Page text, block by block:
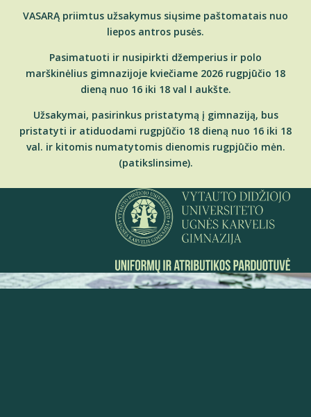
VASARĄ priimtus užsakymus siųsime paštomatais nuo
liepos antros pusės.
Pasimatuoti ir nusipirkti džemperius ir polo
marškinėlius gimnazijoje kviečiame 2026 rugpjūčio 18
dieną nuo 16 iki 18 val I aukšte.
Užsakymai, pasirinkus pristatymą į gimnaziją, bus
pristatyti ir atiduodami rugpjūčio 18 dieną nuo 16 iki 18
val. ir kitomis numatytomis dienomis rugpjūčio mėn.
(patikslinsime).